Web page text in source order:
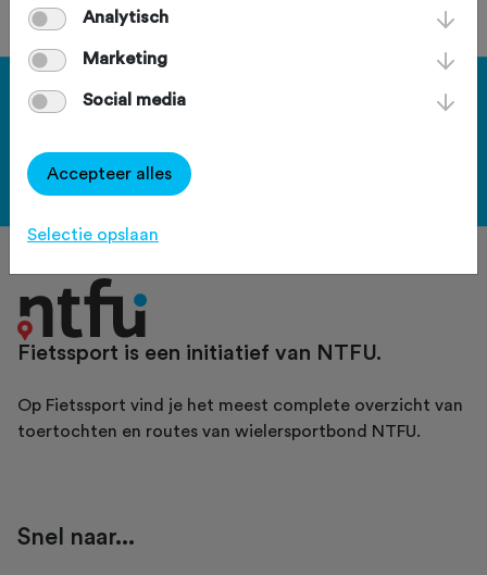
Haal meer uit Fietssport en ga
Bekijk de voordelen
Fietssport is een initiatief van NTFU.
Op Fietssport vind je het meest complete overzicht van
toertochten en routes van wielersportbond NTFU.
Snel naar...
Analytisch
Marketing
Social media
Accepteer alles
Selectie opslaan